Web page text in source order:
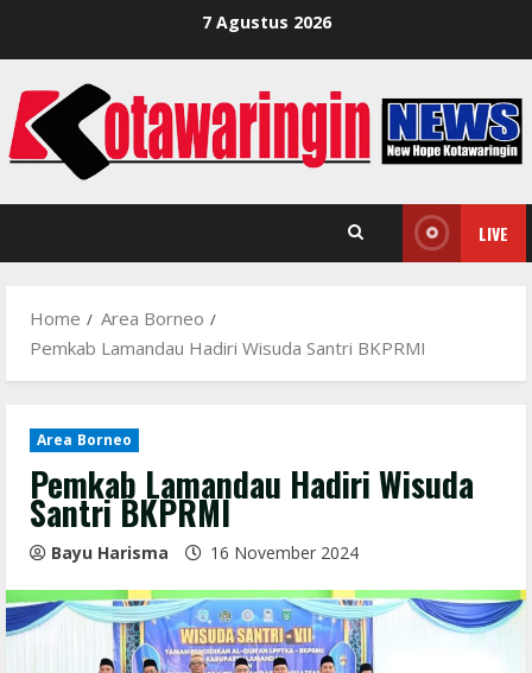
7 Agustus 2026
LIVE
Home
Area Borneo
Pemkab Lamandau Hadiri Wisuda Santri BKPRMI
Area Borneo
Pemkab Lamandau Hadiri Wisuda
Santri BKPRMI
Bayu Harisma 16 November 2024